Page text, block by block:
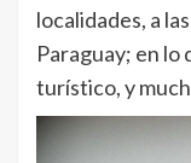
localidades, a
Paraguay; en lo
turístico, y